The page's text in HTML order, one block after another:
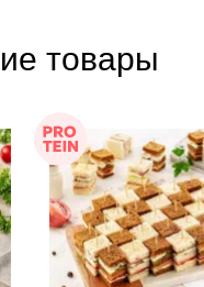
товары